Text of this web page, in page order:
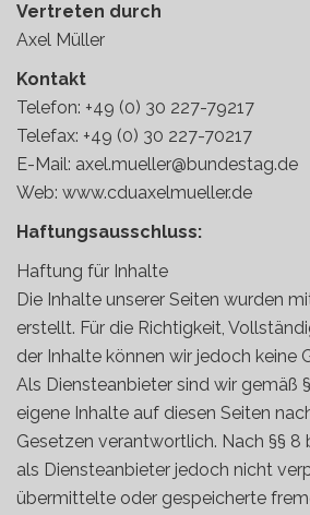
Vertreten durch
Axel Müller
Kontakt
Telefon: +49 (0) 30 227-79217
Telefax: +49 (0) 30 227-70217
E-Mail: axel.mueller@bundestag.de
Web: www.cduaxelmueller.de
Haftungsausschluss:
Haftung für Inhalte
Die Inhalte unserer Seiten wurden
erstellt. Für die Richtigkeit,
der Inhalte können wir jedoch keine
Als Diensteanbieter sind wir gemäß
eigene Inhalte auf diesen Seiten
Gesetzen verantwortlich. Nach §§ 8
als Diensteanbieter jedoch nicht
übermittelte oder gespeicherte